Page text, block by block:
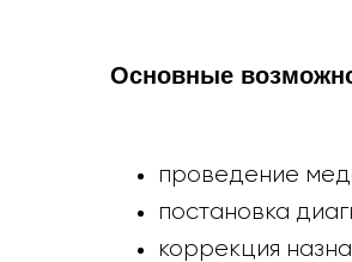
Основные
проведение
постановка
коррекция